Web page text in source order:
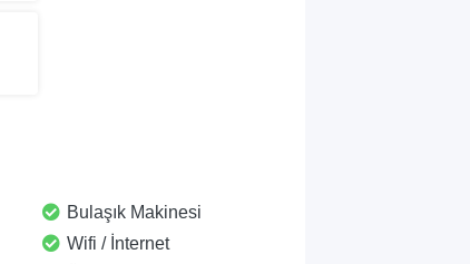
Bulaşık Makinesi
Wifi / İnternet